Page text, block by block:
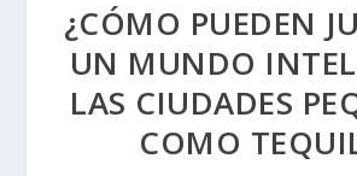
¿CÓMO PUEDEN
UN MUNDO
LAS CIUDADES
COMO